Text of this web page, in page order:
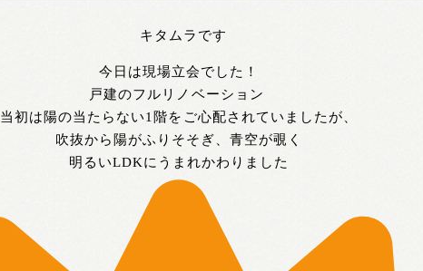
キタムラです
今日は現場立会でした！
戸建のフルリノベーション
当初は陽の当たらない1階をご心配されていましたが、
吹抜から陽がふりそそぎ、青空が覗く
明るいLDKにうまれかわりました